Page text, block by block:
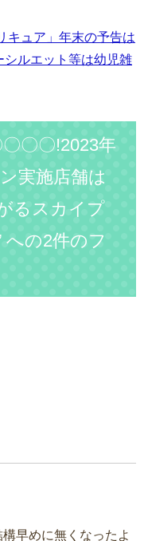
キュア」年末の予告は
ルエット等は幼児雑
〇〇!2023年
実施店舗は
るスカイプ
への2件のフ
早めに無くなったよ